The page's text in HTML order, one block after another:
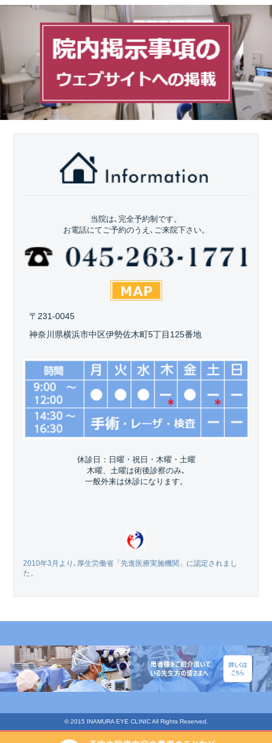
当院は､完全予約制です。
お電話にてご予約のうえ､ご来院下さい。
〒231-0045
神奈川県横浜市中区伊勢佐木町5丁目125番地
休診日：日曜・祝日・木曜・土曜
木曜、土曜は術後診察のみ､
一般外来は休診になります。
2010年3月より､厚生労働省「先進医療実施機関」に認定されまし
た。
© 2015 INAMURA EYE CLINIC All Rights Reserved.